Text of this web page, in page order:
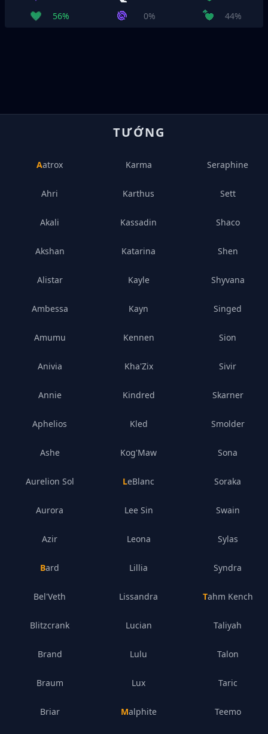
56%
0% 44%
TƯỚNG
Aatrox
Ahri
Akali
Akshan
Alistar
Ambessa
Amumu
Anivia
Annie
Aphelios
Ashe
Aurelion Sol
Aurora
Azir
Bard
Bel'Veth
Blitzcrank
Brand
Braum
Briar
Karma
Karthus
Kassadin
Katarina
Kayle
Kayn
Kennen
Kha'Zix
Kindred
Kled
Kog'Maw
LeBlanc
Lee Sin
Leona
Lillia
Lissandra
Lucian
Lulu
Lux
Malphite
Seraphine
Sett
Shaco
Shen
Shyvana
Singed
Sion
Sivir
Skarner
Smolder
Sona
Soraka
Swain
Sylas
Syndra
Tahm Kench
Taliyah
Talon
Taric
Teemo